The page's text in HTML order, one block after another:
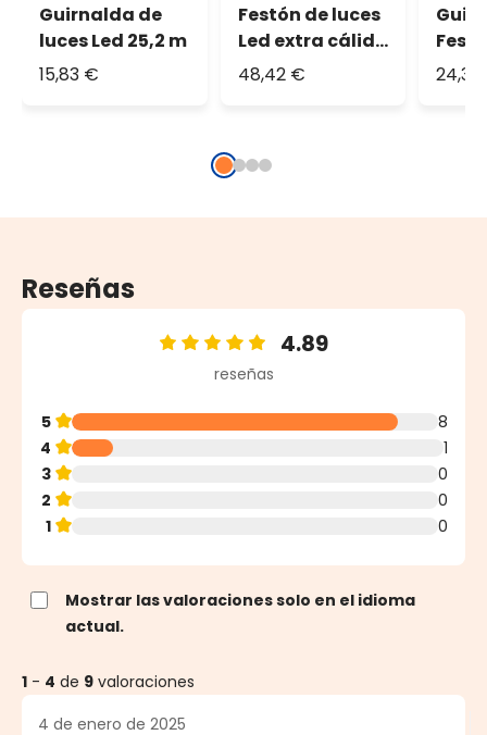
Guirnalda de
luces Led 25,2 m
15,83 €
Festón de luces
Led extra cálido
15m
48,42 €
20,5
Reseñas
Calificación promedio de 4.89 de 5 estrellas
4.89
reseñas
5
8
4
1
3
0
2
0
1
0
Mostrar las valoraciones solo en el idioma
actual.
1 - 4 de 9 valoraciones
4 de enero de 2025